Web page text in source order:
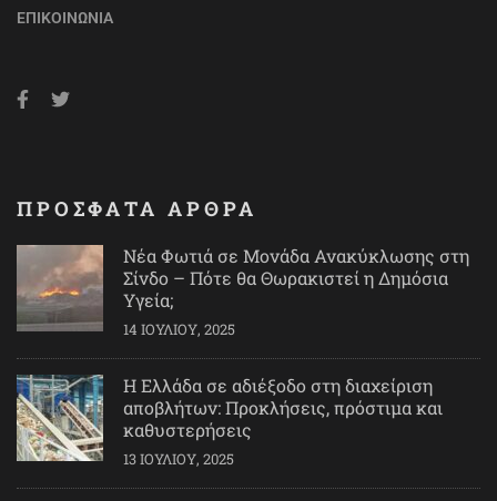
ΕΠΙΚΟΙΝΩΝΊΑ
ΠΡΟΣΦΑΤΑ ΑΡΘΡΑ
Νέα Φωτιά σε Μονάδα Ανακύκλωσης στη
Σίνδο – Πότε θα Θωρακιστεί η Δημόσια
Υγεία;
14 ΙΟΥΛΊΟΥ, 2025
Η Ελλάδα σε αδιέξοδο στη διαχείριση
αποβλήτων: Προκλήσεις, πρόστιμα και
καθυστερήσεις
13 ΙΟΥΛΊΟΥ, 2025